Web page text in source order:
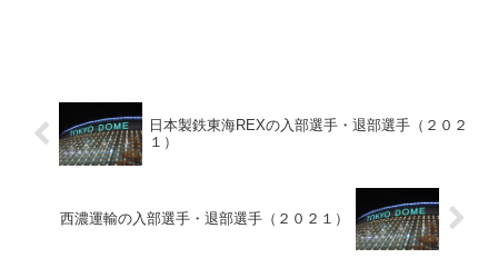
日本製鉄東海REXの入部選手・退部選手（２０２
１）
西濃運輸の入部選手・退部選手（２０２１）